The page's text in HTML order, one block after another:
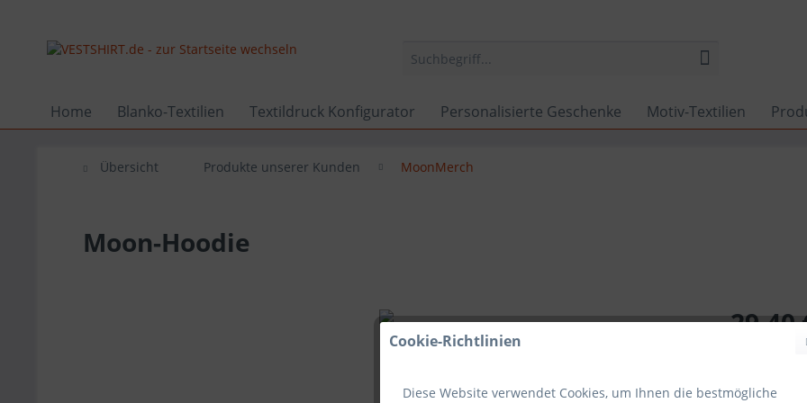
Home Blanko-Textilien Textildruck Konfigurator Personalisierte Geschenke Motiv-Textilien
Übersicht Produkte unserer Kunden MoonMerch
Moon-Hoodie
29,40
Cookie-Richtlinien
Diese Website verwendet Cookies, um Ihnen die bestmögliche